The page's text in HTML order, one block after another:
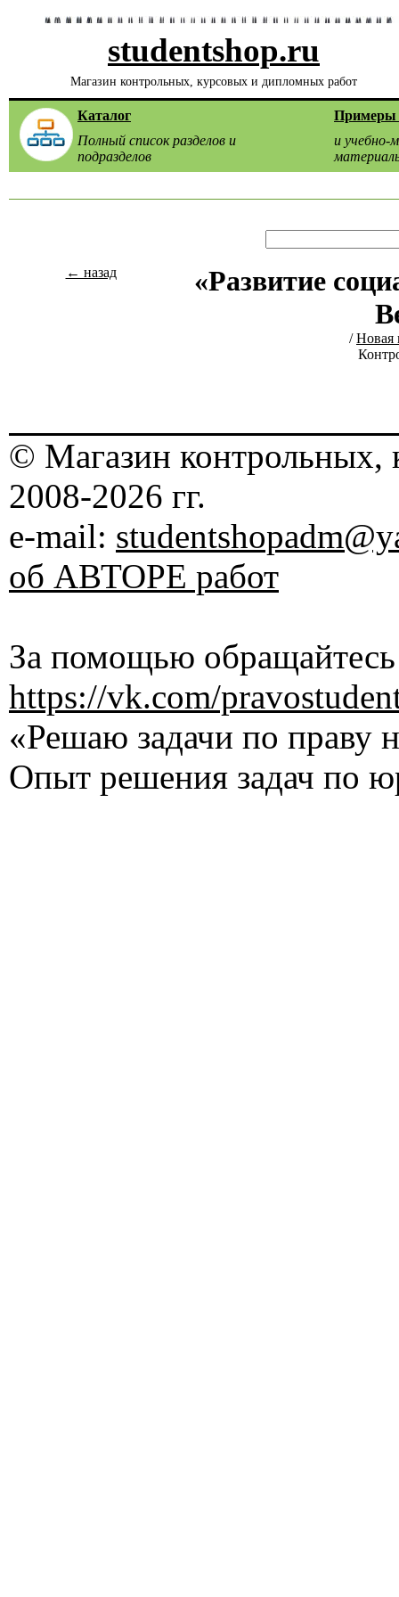
studentshop.ru
Магазин контрольных, курсовых и дипломных работ
Каталог
Полный список разделов и
подразделов
Примеры
и учебно-
← назад
«Развитие
/Новая
© Магазин контрольных,
2008-2026 гг.
e-mail:
об АВТОРЕ работ
За помощью
https://vk.com/
«Решаю задачи по праву
Опыт решения задач по